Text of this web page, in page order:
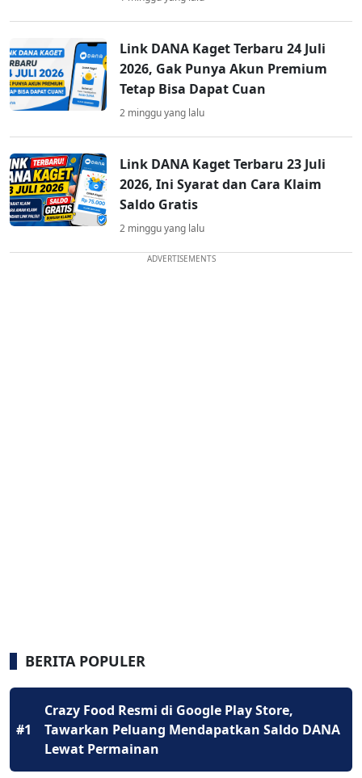
Link DANA Kaget Terbaru 24 Juli
2026, Gak Punya Akun Premium
Tetap Bisa Dapat Cuan
2 minggu yang lalu
Link DANA Kaget Terbaru 23 Juli
2026, Ini Syarat dan Cara Klaim
Saldo Gratis
2 minggu yang lalu
ADVERTISEMENTS
BERITA POPULER
#1
Crazy Food Resmi di Google Play Store,
Tawarkan Peluang Mendapatkan Saldo DANA
Lewat Permainan